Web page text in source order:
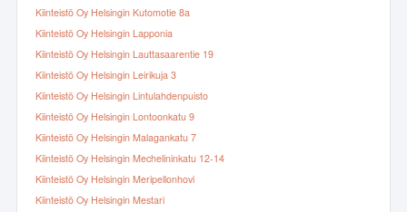
Kiinteistö Oy Helsingin Kutomotie 8a
Kiinteistö Oy Helsingin Lapponia
Kiinteistö Oy Helsingin Lauttasaarentie 19
Kiinteistö Oy Helsingin Leirikuja 3
Kiinteistö Oy Helsingin Lintulahdenpuisto
Kiinteistö Oy Helsingin Lontoonkatu 9
Kiinteistö Oy Helsingin Malagankatu 7
Kiinteistö Oy Helsingin Mechelininkatu 12-14
Kiinteistö Oy Helsingin Meripellonhovi
Kiinteistö Oy Helsingin Mestari